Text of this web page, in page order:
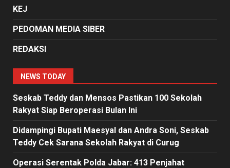
KEJ
PEDOMAN MEDIA SIBER
REDAKSI
NEWS TODAY
Seskab Teddy dan Mensos Pastikan 100 Sekolah
Rakyat Siap Beroperasi Bulan Ini
Didampingi Bupati Maesyal dan Andra Soni, Seskab
Teddy Cek Sarana Sekolah Rakyat di Curug
Operasi Serentak Polda Jabar: 413 Penjahat